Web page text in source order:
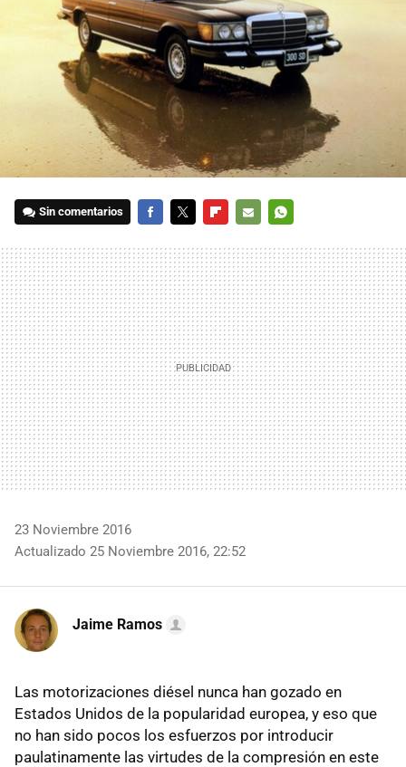
Sin comentarios
MAIL
23 Noviembre 2016
Actualizado 25 Noviembre 2016, 22:52
Jaime Ramos
Las motorizaciones diésel nunca han gozado en
Estados Unidos de la popularidad europea, y eso que
no han sido pocos los esfuerzos por introducir
paulatinamente las virtudes de la compresión en este